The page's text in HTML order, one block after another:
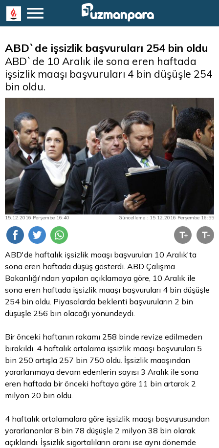
ABD`de işsizlik başvuruları 254 bin oldu
ABD`de 10 Aralık ile sona eren haftada
işsizlik maaşı başvuruları 4 bin düşüşle 254
bin oldu.
15.12.2016 Perşembe 16:40 Güncelleme : 15.12.2016 Perşembe 16:55
ABD'de haftalık işsizlik maaşı başvuruları 10 Aralık'ta
sona eren haftada düşüş gösterdi. ABD Çalışma
Bakanlığı'ndan yapılan açıklamaya göre, 10 Aralık ile
sona eren haftada işsizlik maaşı başvuruları 4 bin düşüşle
254 bin oldu. Piyasalarda beklenti başvuruların 2 bin
düşüşle 256 bin olacağı yönündeydi.
Bir önceki haftanın rakamı 258 binde revize edilmeden
bırakıldı. 4 haftalık ortalama işsizlik maaşı başvuruları 5
bin 250 artışla 257 bin 750 oldu. İşsizlik maaşından
yararlanmaya devam edenlerin sayısı 3 Aralık ile sona
eren haftada bir önceki haftaya göre 11 bin artarak 2
milyon 20 bin oldu.
4 haftalık ortalamalara göre işsizlik maaşı başvurusundan
yararlananlar 8 bin 78 düşüşle 2 milyon 38 bin olarak
açıklandı. İşsizlik sigortalıların oranı ise aynı dönemde